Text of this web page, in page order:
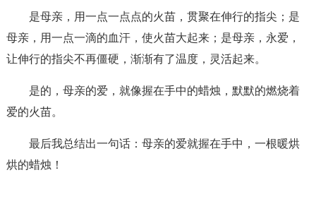
是母亲，用一点一点点的火苗，贯聚在伸行的指尖；是
母亲，用一点一滴的血汗，使火苗大起来；是母亲，永爱，
让伸行的指尖不再僵硬，渐渐有了温度，灵活起来。
是的，母亲的爱，就像握在手中的蜡烛，默默的燃烧着
爱的火苗。
最后我总结出一句话：母亲的爱就握在手中，一根暖烘
烘的蜡烛！